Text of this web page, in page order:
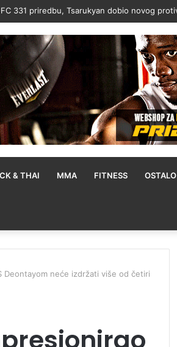
Itaume: Treniram dvaput dnevno
& THAI MMA FITNESS OSTALO
neće izdržati više od četiri